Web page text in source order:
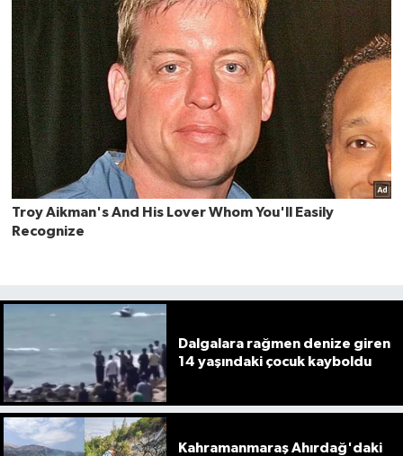
Dalgalara rağmen denize giren
14 yaşındaki çocuk kayboldu
Kahramanmaraş Ahırdağ'daki